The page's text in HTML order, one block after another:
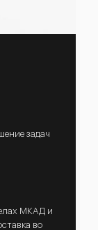
задач
МКАД и
во